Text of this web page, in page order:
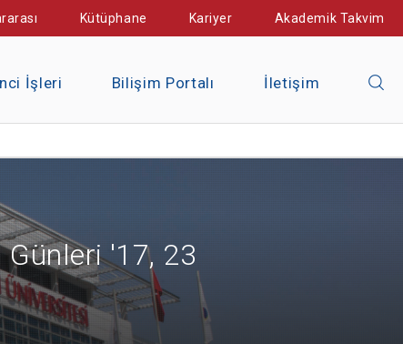
Kütüphane Kariyer Akademik Takvim
İşleri Bilişim Portalı İletişim
'17, 23